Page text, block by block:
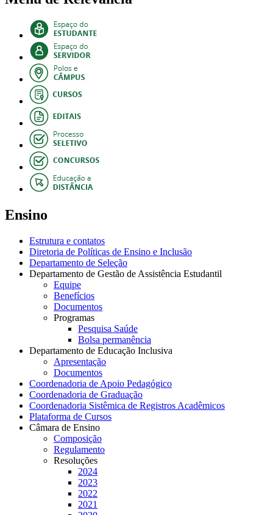
Ensino
Estrutura e contatos
Diretoria de Políticas de Ensino e Inclusão
Departamento de Seleção
Departamento de Gestão de Assistência Estudantil
Equipe
Benefícios
Documentos
Programas
Pesquisa Saúde
Bolsa permanência
Departamento de Educação Inclusiva
Apresentação
Documentos
Coordenadoria de Apoio Pedagógico
Coordenadoria de Graduação
Coordenadoria Sistêmica de Registros Acadêmicos
Plataforma de Cursos
Câmara de Ensino
Composição
Regulamento
Resoluções
2024
2023
2022
2021